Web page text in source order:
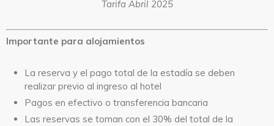
Tarifa Abril 2025
Importante para alojamientos
La reserva y el pago total de la estadía se deben
realizar previo al ingreso al hotel
Pagos en efectivo o transferencia bancaria
Las reservas se toman con el 30% del total de la